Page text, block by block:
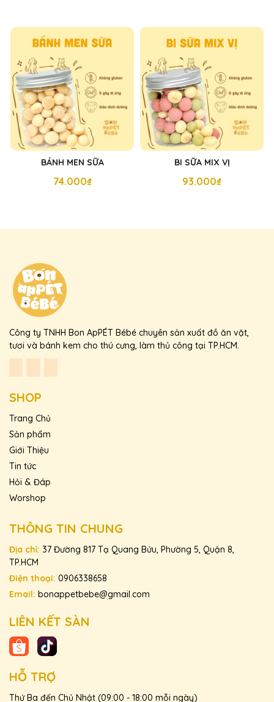
BÁNH MEN SỮA
74.000₫
BI SỮA MIX VỊ
93.000₫
Công ty TNHH Bon ApPÉT Bébé chuyên sản xuất đồ ăn vặt,
tươi và bánh kem cho thú cưng, làm thủ công tại TP.HCM.
SHOP
Trang Chủ
Sản phẩm
Giới Thiệu
Tin tức
Hỏi & Đáp
Worshop
THÔNG TIN CHUNG
Địa chỉ: 37 Đường 817 Tạ Quang Bửu, Phường 5, Quận 8,
TP.HCM
Điện thoại: 0906338658
Email: bonappetbebe@gmail.com
LIÊN KẾT SÀN
HỖ TRỢ
Thứ Ba đến Chủ Nhật (09:00 - 18:00 mỗi ngày)